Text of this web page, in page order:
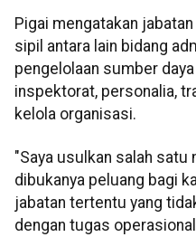
Pigai mengatakan
sipil antara lain bidang
pengelolaan sumber
inspektorat, personalia,
kelola organisasi.
"Saya usulkan salah satu
dibukanya peluang bagi
jabatan tertentu yang
dengan tugas